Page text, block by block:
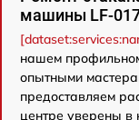
машины LF-
нашем
опытными
предоставляем
центре уверены в